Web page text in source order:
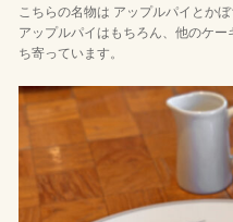
こちらの名物は アップルパイとかぼ
アップルパイはもちろん、他のケ
ち寄っています。